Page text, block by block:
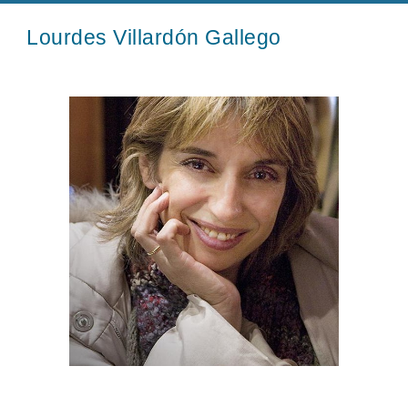
Lourdes Villardón Gallego